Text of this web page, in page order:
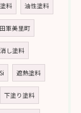
料 油性塗料
軍美里町
し塗料
遮熱塗料
下塗り塗料